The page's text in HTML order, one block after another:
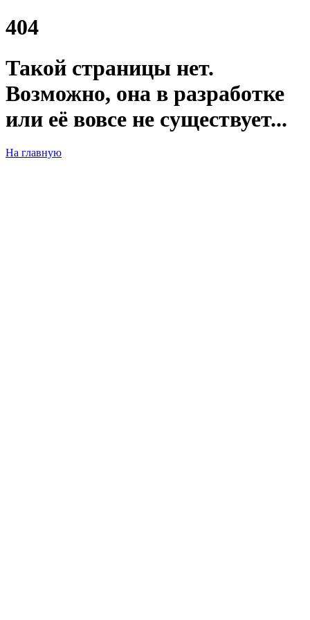
404
Такой страницы нет.
Возможно, она в разработке
или её вовсе не существует...
На главную